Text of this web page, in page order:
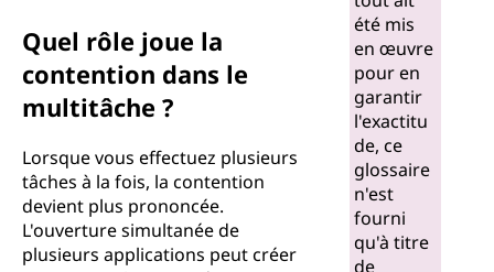
Quel rôle joue la
contention dans le
multitâche ?
Lorsque vous effectuez plusieurs
tâches à la fois, la contention
devient plus prononcée.
L'ouverture simultanée de
plusieurs applications peut créer
été mis
en œuvre
pour en
garantir
l'exactitu
de, ce
glossaire
n'est
fourni
qu'à titre
de